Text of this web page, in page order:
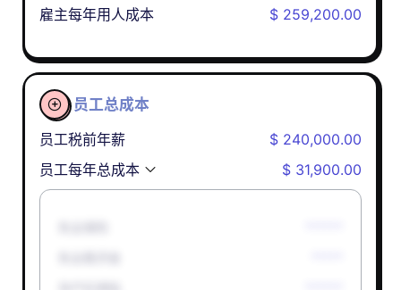
雇主每年用人成本 $ 259,200.00

员工总成本
员工税前年薪
$ 240,000.00
员工每年总成本
$ 31,900.00